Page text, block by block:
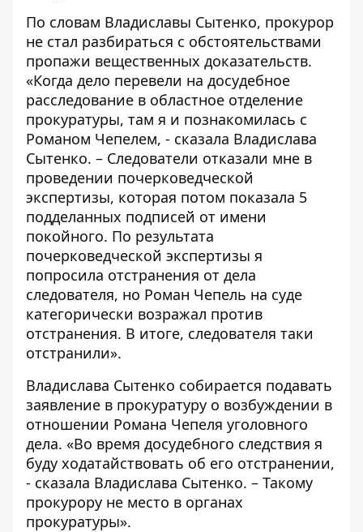
По словам Владиславы Сытенко, прокурор
не стал разбираться с обстоятельствами
пропажи вещественных доказательств.
«Когда дело перевели на досудебное
расследование в областное отделение
прокуратуры, там я и познакомилась с
Романом Чепелем, - сказала Владислава
Сытенко. – Следователи отказали мне в
проведении почерковедческой
экспертизы, которая потом показала 5
подделанных подписей от имени
покойного. По результата
почерковедческой экспертизы я
попросила отстранения от дела
следователя, но Роман Чепель на суде
категорически возражал против
отстранения. В итоге, следователя таки
отстранили».
Владислава Сытенко собирается подавать
заявление в прокуратуру о возбуждении в
отношении Романа Чепеля уголовного
дела. «Во время досудебного следствия я
буду ходатайствовать об его отстранении,
- сказала Владислава Сытенко. – Такому
прокурору не место в органах
прокуратуры».